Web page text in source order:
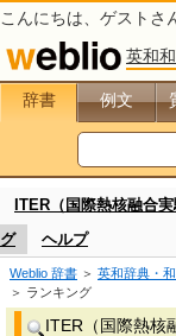
こんにちは、 ゲスト さ
英和
辞書 例文
ITER（国際熱核融合
グ
ヘルプ
Weblio 辞書 ＞ 英和辞典・
＞ ランキング
ITER（国際熱核